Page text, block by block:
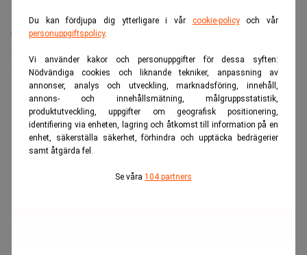
Du kan fördjupa dig ytterligare i vår cookie-policyoch vår
personuppgiftspolicy.
Vi använder kakor och personuppgifter för dessa syften:
Nödvändiga cookies och liknande tekniker, anpassning av
annonser, analys och utveckling, marknadsföring, innehåll,
annons- och innehållsmätning, målgruppsstatistik,
produktutveckling, uppgifter om geografisk positionering,
identifiering via enheten, lagring och åtkomst till information på en
enhet, säkerställa säkerhet, förhindra och upptäcka bedrägerier
samt åtgärda fel.
Se våra 104 partners
Polar Night Energy står bakom det finska
sandbatteriet som skär ned utsläppen med 70
mängder kritiska batterimetaller
ANNONS